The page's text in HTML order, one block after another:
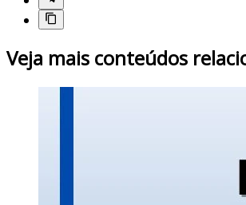
Veja mais conteúdos